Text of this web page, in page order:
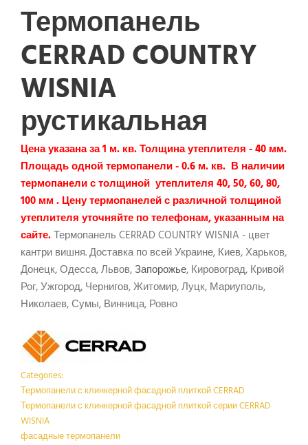
Термопанель
CERRAD COUNTRY
WISNIA
рустикальная
Цена указана за 1 м. кв. Толщина утеплителя - 40 мм.
Площадь одной термопанели - 0.6 м. кв. В наличии
термопанели с толщиной утеплителя 40, 50, 60, 80,
100 мм . Цену термопанелей с различной толщиной
утеплителя уточняйте по телефонам, указанным на
сайте.Термопанель CERRAD COUNTRY WISNIA - цвет
кантри вишня. Доставка по всей Украине, Киев, Харьков,
Донецк, Одесса, Львов,Запорожье, Кировоград, Кривой
Рог, Ужгород, Чернигов, Житомир, Луцк, Мариуполь,
Николаев, Сумы, Винница, Ровно
Categories:
Термопанели с клинкерной фасадной плиткой CERRAD
Термопанели с клинкерной фасадной плиткой серии CERRAD
WISNIA
фасадные термопанели